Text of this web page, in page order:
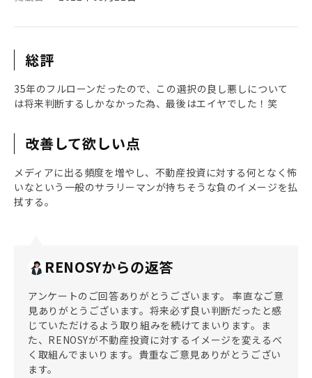
総評
35年のフルローンだったので、この選択の良し悪しについて
は将来判断するしかなかった為、最後はエイヤでした！笑
改善して欲しい点
メディアに出る頻度を増やし、不動産投資に対する何となく怖
いなという一般のサラリーマンが持ちそうな負のイメージを払
拭する。
RENOSYからの返答
アンケートのご回答ありがとうございます。 率直なご意
見ありがとうございます。将来必ず良い判断だったと感
じていただけるよう取り組みを続けてまいります。ま
た、RENOSYが不動産投資に対するイメージを変えるべ
く取組んでまいります。貴重なご意見ありがとうござい
ます。